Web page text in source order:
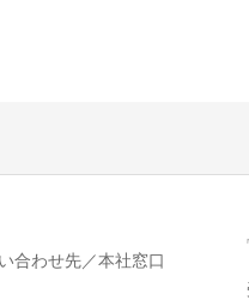
合わせ先／本社窓口